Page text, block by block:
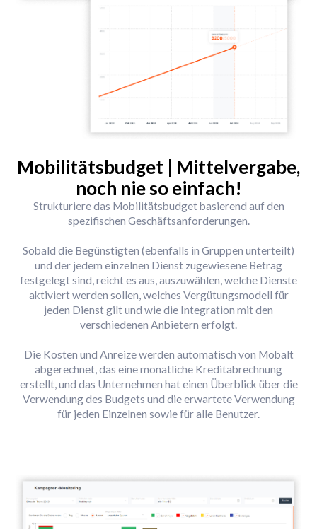
Mobilitätsbudget | Mittelvergabe,
noch nie so einfach!
Strukturiere das Mobilitätsbudget basierend auf den
spezifischen Geschäftsanforderungen.
Sobald die Begünstigten (ebenfalls in Gruppen unterteilt)
und der jedem einzelnen Dienst zugewiesene Betrag
festgelegt sind, reicht es aus, auszuwählen, welche Dienste
aktiviert werden sollen, welches Vergütungsmodell für
jeden Dienst gilt und wie die Integration mit den
verschiedenen Anbietern erfolgt.
Die Kosten und Anreize werden automatisch von Mobalt
abgerechnet, das eine monatliche Kreditabrechnung
erstellt, und das Unternehmen hat einen Überblick über die
Verwendung des Budgets und die erwartete Verwendung
für jeden Einzelnen sowie für alle Benutzer.